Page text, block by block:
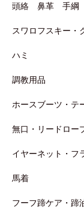
頭絡 鼻革 手綱
スワロフスキー・
ハミ
調教用品
ホースブーツ・テ
無口・リードロー
イヤーネット・フ
馬着
フーフ蹄ケア・蹄